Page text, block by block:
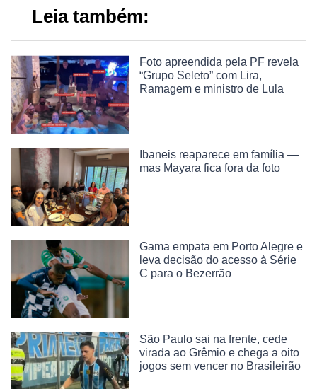
Leia também:
Foto apreendida pela PF revela
“Grupo Seleto” com Lira,
Ramagem e ministro de Lula
Ibaneis reaparece em família —
mas Mayara fica fora da foto
Gama empata em Porto Alegre e
leva decisão do acesso à Série
C para o Bezerrão
São Paulo sai na frente, cede
virada ao Grêmio e chega a oito
jogos sem vencer no Brasileirão